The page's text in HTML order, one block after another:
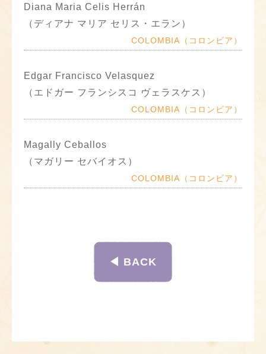
Diana Maria Celis Herrán
（ディアナ マリア セリス・エラン）
COLOMBIA（コロンビア）
Edgar Francisco Velasquez
（エドガー フランシスコ ヴェラスケス）
COLOMBIA（コロンビア）
Magally Ceballos
（マガリー セバイオス）
COLOMBIA（コロンビア）
◀︎ BACK